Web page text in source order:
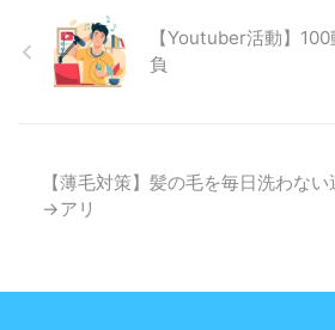
【Youtuber活動】
負
【薄毛対策】髪の毛を毎日洗わない
→アリ